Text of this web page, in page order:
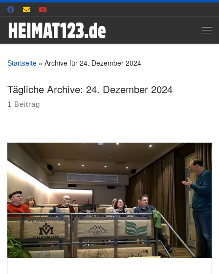
Zum Inhalt springen
Startseite » Archive für 24. Dezember 2024
Tägliche Archive: 24. Dezember 2024
1 Beitrag